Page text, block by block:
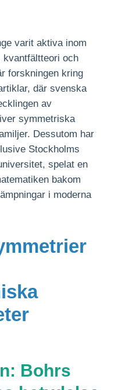
varit aktiva inom
kvantfältteori och
forskningen kring
där svenska
av
symmetriska
Dessutom har
Stockholms
spelat en
bakom
i moderna
Bohrs